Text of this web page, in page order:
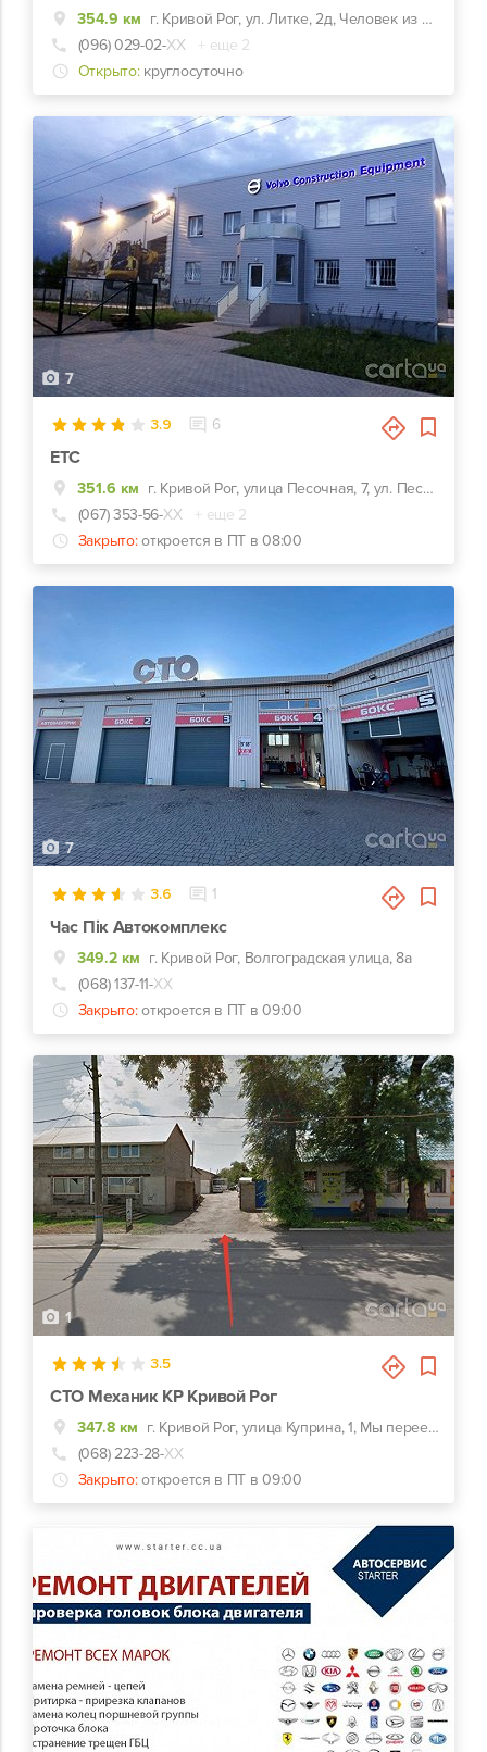
354.9 км
г. Кривой Рог, ул. Литке, 2д, Человек из шин на перекрестке
(096) 029-02-ХХ
+ еще 2
Открыто: круглосуточно
7
3.9 6
ЕТС
351.6 км
г. Кривой Рог, улица Песочная, 7, ул. Песочная, 7 г
(067) 353-56-ХХ
+ еще 2
Закрыто: откроется в ПТ в 08:00
7
3.6 1
Час Пік Автокомплекс
349.2 км г. Кривой Рог, Волгоградская улица, 8а
(068) 137-11-ХХ
Закрыто: откроется в ПТ в 09:00
1
3.5
СТО Механик КР Кривой Рог
347.8 км
г. Кривой Рог, улица Куприна, 1, Мы переехали новый адрес ул.Мопровская 41 Прорізна 41
(068) 223-28-ХХ
Закрыто: откроется в ПТ в 09:00